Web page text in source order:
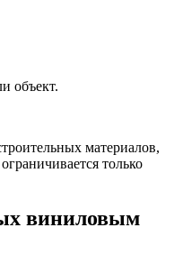
объект.
материалов,
только
виниловым